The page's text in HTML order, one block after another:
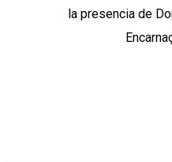
la presencia de